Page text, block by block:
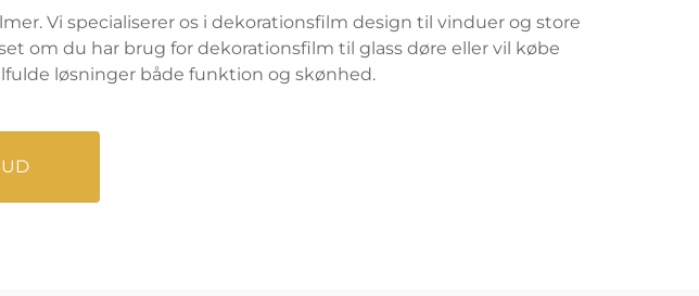
Vi specialiserer os i dekorationsfilm design til vinduer og store
om du har brug for dekorationsfilm til glass døre eller vil købe
løsninger både funktion og skønhed.